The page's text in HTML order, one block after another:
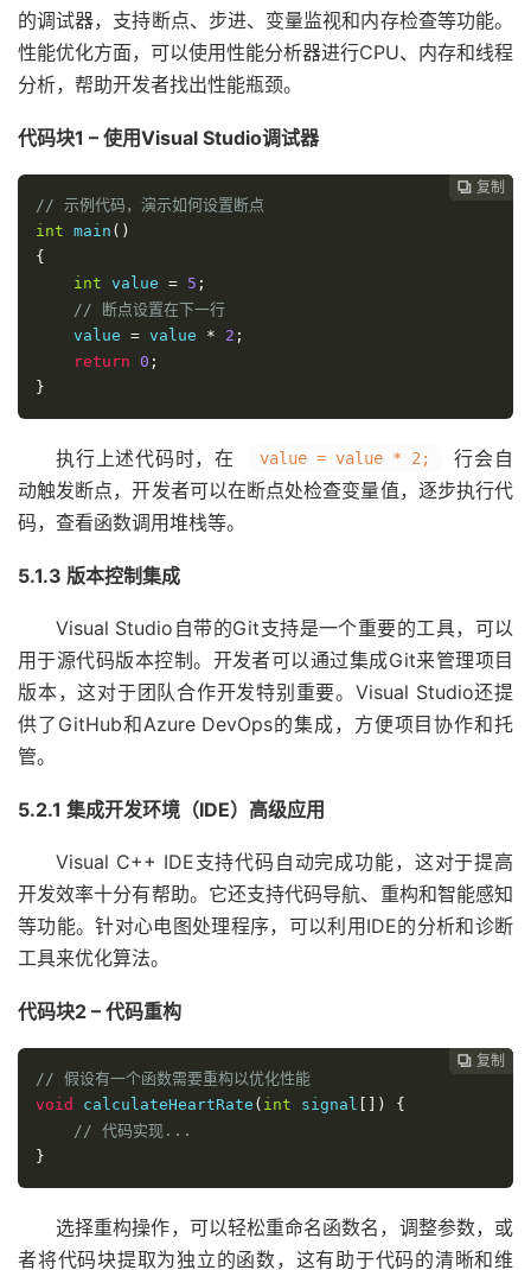
的调试器，支持断点、步进、变量监视和内存检查等功能。
性能优化方面，可以使用性能分析器进行CPU、内存和线程
分析，帮助开发者找出性能瓶颈。
代码块1 – 使用Visual Studio调试器
 复制
 复制
 复制
 复制
 复制
 复制
// 示例代码，演示如何设置断点
int main ()
{
int value = 5 ;
// 断点设置在下一行
    value
= value * 2 ;
return 0 ;
}
执行上述代码时，在 value = value * 2;
行会自
动触发断点，开发者可以在断点处检查变量值，逐步执行代
码，查看函数调用堆栈等。
5.1.3 版本控制集成
Visual Studio自带的Git支持是一个重要的工具，可以
用于源代码版本控制。开发者可以通过集成Git来管理项目
版本，这对于团队合作开发特别重要。Visual Studio还提
供了GitHub和Azure DevOps的集成，方便项目协作和托
管。
5.2.1 集成开发环境（IDE）高级应用
Visual C++ IDE支持代码自动完成功能，这对于提高
开发效率十分有帮助。它还支持代码导航、重构和智能感知
等功能。针对心电图处理程序，可以利用IDE的分析和诊断
工具来优化算法。
代码块2 – 代码重构
 复制
 复制
 复制
 复制
 复制
// 假设有一个函数需要重构以优化性能
void
calculateHeartRate ( int signal [])
{
// 代码实现...
}
选择重构操作，可以轻松重命名函数名，调整参数，或
者将代码块提取为独立的函数，这有助于代码的清晰和维